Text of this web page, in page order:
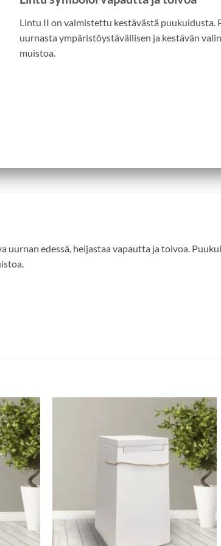
Lintu II on valmistettu kestävästä puukuidusta.
uurnasta ympäristöystävällisen ja kestävän
muistoa.
edessä, heijastaa vapautta ja toivoa.